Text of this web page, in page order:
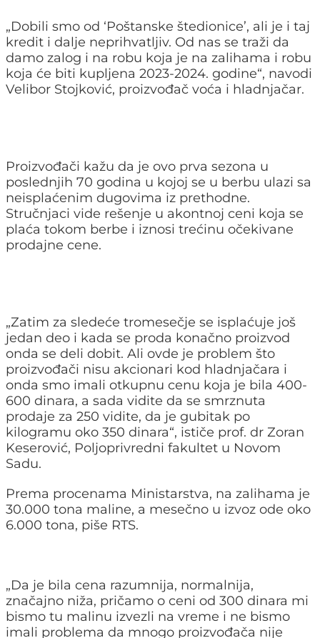
„Dobili smo od ‘Poštanske štedionice’, ali je i taj
kredit i dalje neprihvatljiv. Od nas se traži da
damo zalog i na robu koja je na zalihama i robu
koja će biti kupljena 2023-2024. godine“, navodi
Velibor Stojković, proizvođač voća i hladnjačar.
Proizvođači kažu da je ovo prva sezona u
poslednjih 70 godina u kojoj se u berbu ulazi sa
neisplaćenim dugovima iz prethodne.
Stručnjaci vide rešenje u akontnoj ceni koja se
plaća tokom berbe i iznosi trećinu očekivane
prodajne cene.
„Zatim za sledeće tromesečje se isplaćuje još
jedan deo i kada se proda konačno proizvod
onda se deli dobit. Ali ovde je problem što
proizvođači nisu akcionari kod hladnjačara i
onda smo imali otkupnu cenu koja je bila 400-
600 dinara, a sada vidite da se smrznuta
prodaje za 250 vidite, da je gubitak po
kilogramu oko 350 dinara“, ističe prof. dr Zoran
Keserović, Poljoprivredni fakultet u Novom
Sadu.
Prema procenama Ministarstva, na zalihama je
30.000 tona maline, a mesečno u izvoz ode oko
6.000 tona, piše RTS.
„Da je bila cena razumnija, normalnija,
značajno niža, pričamo o ceni od 300 dinara mi
bismo tu malinu izvezli na vreme i ne bismo
imali problema da mnogo proizvođača nije